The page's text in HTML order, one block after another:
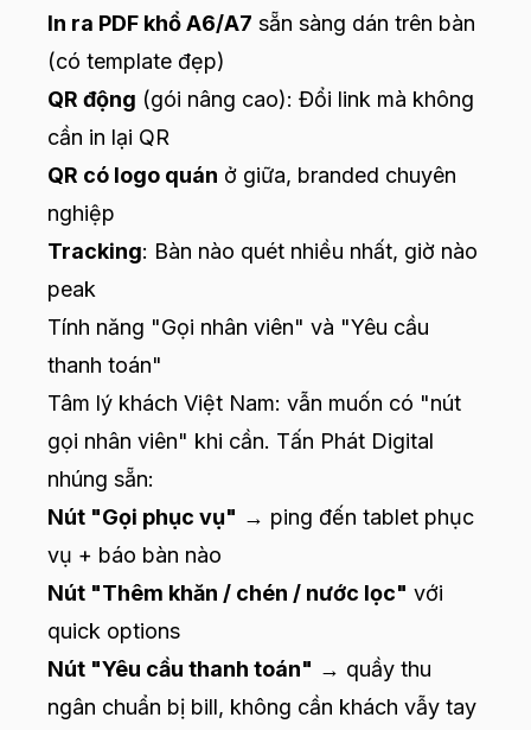
In ra PDF khổ A6/A7 sẵn sàng dán trên bàn
(có template đẹp)
QR động (gói nâng cao): Đổi link mà không
cần in lại QR
QR có logo quán ở giữa, branded chuyên
nghiệp
Tracking: Bàn nào quét nhiều nhất, giờ nào
peak
Tính năng "Gọi nhân viên" và "Yêu cầu
thanh toán"
Tâm lý khách Việt Nam: vẫn muốn có "nút
gọi nhân viên" khi cần. Tấn Phát Digital
nhúng sẵn:
Nút "Gọi phục vụ" → ping đến tablet phục
vụ + báo bàn nào
Nút "Thêm khăn / chén / nước lọc" với
quick options
Nút "Yêu cầu thanh toán" → quầy thu
ngân chuẩn bị bill, không cần khách vẫy tay